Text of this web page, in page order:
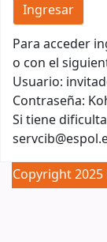
Para acceder
o con el
Usuario:
Contraseña:
Si tiene
Copyright 2025